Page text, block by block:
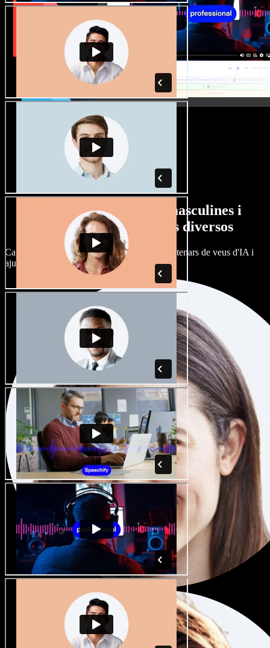
Gran varietat de veus masculines i
femenines amb accents diversos
Cap projecte ha de sonar igual. Tria entre centenars de veus d'IA i
ajusta'n l’accent.